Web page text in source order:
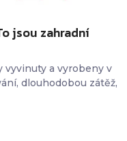
jsou zahradní
vyvinuty a vyrobeny v
dlouhodobou zátěž,